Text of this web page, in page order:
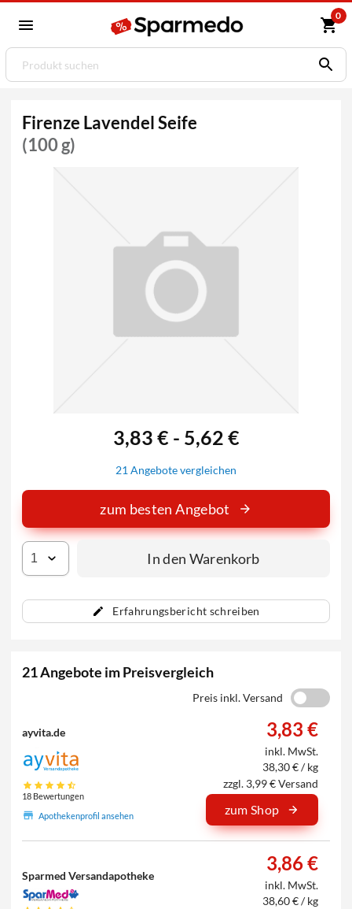
0
Firenze Lavendel Seife
(100 g)
Erfahrungsbericht schreiben
3,83 € - 5,62 €
21 Angebote vergleichen
zum besten Angebot
In den Warenkorb
21 Angebote im Preisvergleich
Preis inkl. Versand
ayvita.de
18 Bewertungen
Apothekenprofil ansehen
3,83 €
inkl. MwSt.
38,30 € / kg
zzgl. 3,99 € Versand
zum Shop
Sparmed Versandapotheke
3,86 €
inkl. MwSt.
38,60 € / kg